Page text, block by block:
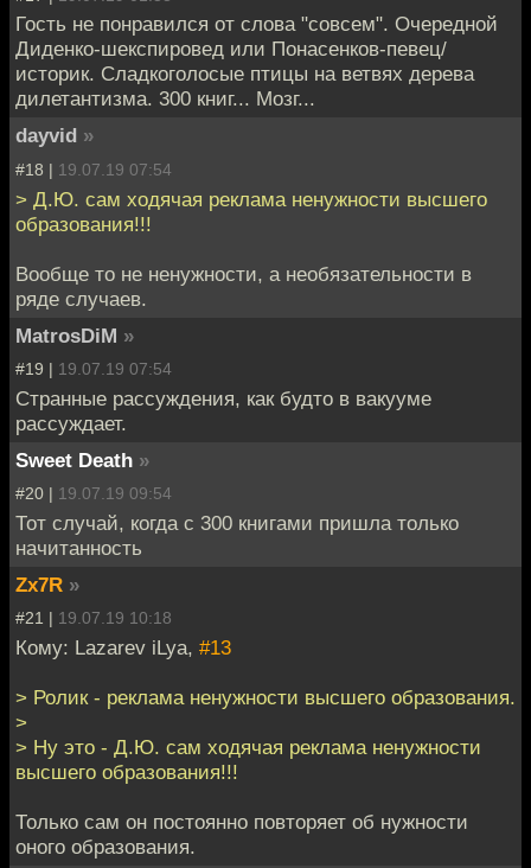
Гость не понравился от слова "совсем". Очередной
Диденко-шекспировед или Понасенков-певец/
историк. Сладкоголосые птицы на ветвях дерева
дилетантизма. 300 книг... Мозг...
dayvid »
#18 | 19.07.19 07:54
> Д.Ю. сам ходячая реклама ненужности высшего
образования!!!
Вообще то не ненужности, а необязательности в
ряде случаев.
MatrosDiM »
#19 | 19.07.19 07:54
Странные рассуждения, как будто в вакууме
рассуждает.
Sweet Death »
#20 | 19.07.19 09:54
Тот случай, когда с 300 книгами пришла только
начитанность
Zx7R »
#21 | 19.07.19 10:18
Кому: Lazarev iLya, #13
> Ролик - реклама ненужности высшего образования.
>
> Ну это - Д.Ю. сам ходячая реклама ненужности
высшего образования!!!
Только сам он постоянно повторяет об нужности
оного образования.